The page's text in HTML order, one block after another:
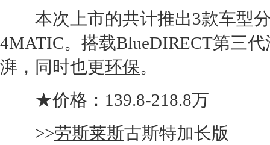
本次上市的共计推出3款车型分
4MATIC。搭载BlueDIRECT第三
湃，同时也更环保。
★价格：139.8-218.8万
>>劳斯莱斯古斯特加长版